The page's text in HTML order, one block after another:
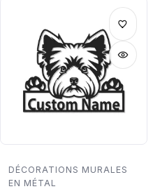
DÉCORATIONS MURALES
EN MÉTAL